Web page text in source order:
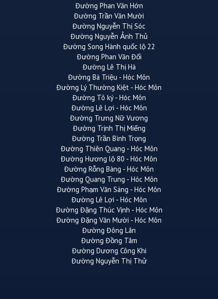
Đường Phan Văn Hớn
Đường Trần Văn Mười
Đường Nguyễn Thị Sóc
Đường Nguyễn Ảnh Thủ
Đường Song Hành quốc lộ 22
Đường Phan Văn Đối
Đường Lê Thị Hà
Đường Bà Triệu - Hóc Môn
Đường Lý Thường Kiệt - Hóc Môn
Đường Tô ký - Hóc Môn
Đường Lê Lợi - Hóc Môn
Đường Trưng Nữ Vương
Đường Trịnh Thị Miếng
Đường Trần Bình Trọng
Đường Thiên Quang - Hóc Môn
Đường Hương lộ 80 - Hóc Môn
Đường Rỗng Bàng - Hóc Môn
Đường Quang Trung - Hóc Môn
Đường Phạm Văn Sáng - Hóc Môn
Đường Lê Lợi - Hóc Môn
Đường Đặng Thúc Vịnh - Hóc Môn
Đường Đặng Văn Mười - Hóc Môn
Đường Đông Lân
Đường Đồng Tâm
Đường Dương Công Khi
Đường Nguyễn Thị Thử